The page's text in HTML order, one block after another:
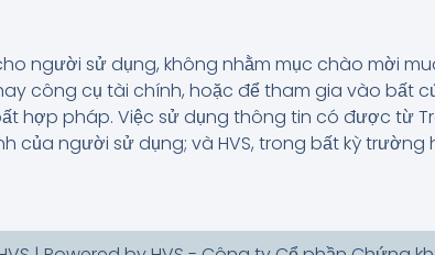
người sử dụng, không nhằm mục chào mời
công cụ tài chính, hoặc để tham gia vào bất
hợp pháp. Việc sử dụng thông tin có được từ
người sử dụng; và HVS, trong bất kỳ trường